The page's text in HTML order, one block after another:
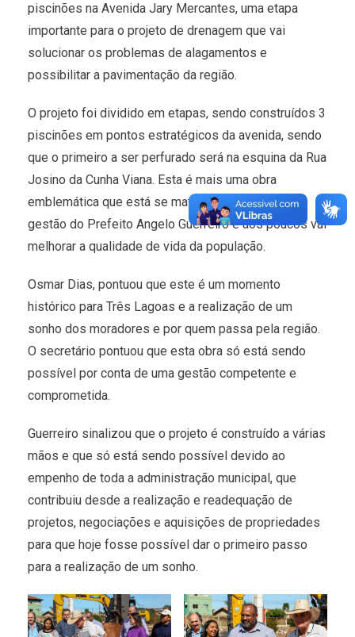
piscinões na Avenida Jary Mercantes, uma etapa
importante para o projeto de drenagem que vai
solucionar os problemas de alagamentos e
possibilitar a pavimentação da região.
O projeto foi dividido em etapas, sendo construídos 3
piscinões em pontos estratégicos da avenida, sendo
que o primeiro a ser perfurado será na esquina da Rua
Josino da Cunha Viana. Esta é mais uma obra
emblemática que está se materializando durante a
gestão do Prefeito Angelo Guerreiro e aos poucos vai
melhorar a qualidade de vida da população.
Osmar Dias, pontuou que este é um momento
histórico para Três Lagoas e a realização de um
sonho dos moradores e por quem passa pela região.
O secretário pontuou que esta obra só está sendo
possível por conta de uma gestão competente e
comprometida.
Guerreiro sinalizou que o projeto é construído a várias
mãos e que só está sendo possível devido ao
empenho de toda a administração municipal, que
contribuiu desde a realização e readequação de
projetos, negociações e aquisições de propriedades
para que hoje fosse possível dar o primeiro passo
para a realização de um sonho.